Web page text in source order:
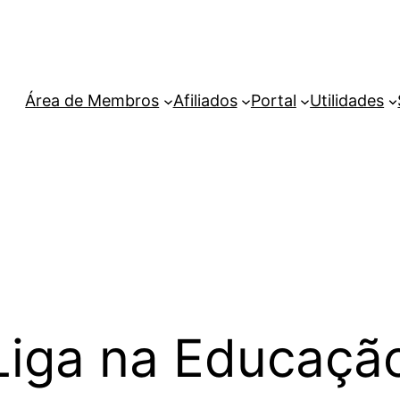
Área de Membros Afiliados Portal Utilidades
na